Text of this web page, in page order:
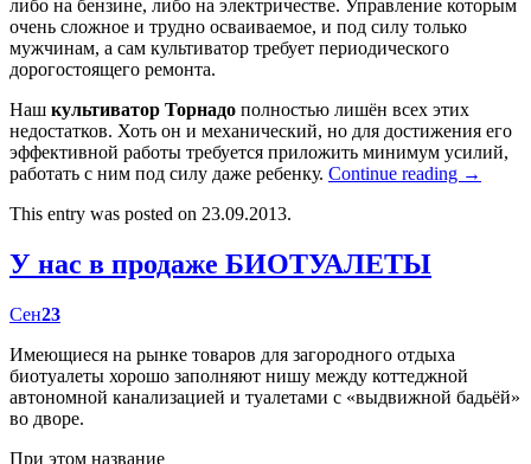
либо на бензине, либо на электричестве. Управление которым
очень сложное и трудно осваиваемое, и под силу только
мужчинам, а сам культиватор требует периодического
дорогостоящего ремонта.
Наш культиватор Торнадо полностью лишён всех этих
недостатков. Хоть он и механический, но для достижения его
эффективной работы требуется приложить минимум усилий,
работать с ним под силу даже ребенку. Continue reading →
This entry was posted on 23.09.2013.
У нас в продаже БИОТУАЛЕТЫ
Сен23
Имеющиеся на рынке товаров для загородного отдыха
биотуалеты хорошо заполняют нишу между коттеджной
автономной канализацией и туалетами с «выдвижной бадьёй»
во дворе.
При этом название